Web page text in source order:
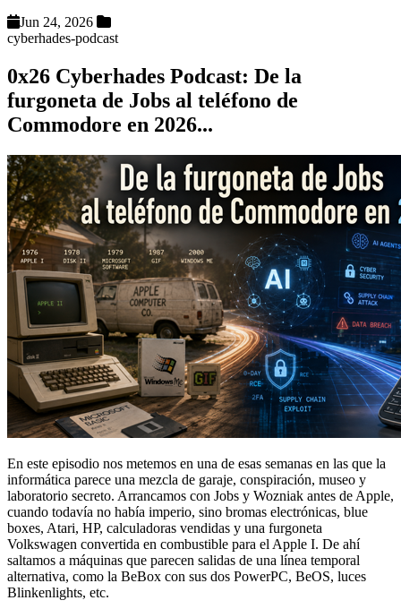
Jun 24, 2026
cyberhades-podcast
0x26 Cyberhades Podcast: De la
furgoneta de Jobs al teléfono de
Commodore en 2026...
En este episodio nos metemos en una de esas semanas en las que la
informática parece una mezcla de garaje, conspiración, museo y
laboratorio secreto. Arrancamos con Jobs y Wozniak antes de Apple,
cuando todavía no había imperio, sino bromas electrónicas, blue
boxes, Atari, HP, calculadoras vendidas y una furgoneta
Volkswagen convertida en combustible para el Apple I. De ahí
saltamos a máquinas que parecen salidas de una línea temporal
alternativa, como la BeBox con sus dos PowerPC, BeOS, luces
Blinkenlights, etc.